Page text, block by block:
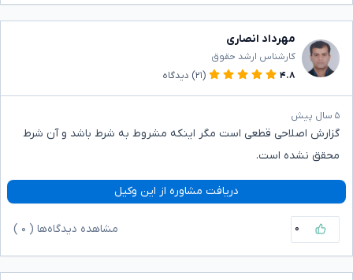
مهرداد انصاری
کارشناس ارشد حقوق
۴.۸
(۲۱) دیدگاه
۵ سال پیش
گزارش اصلاحی قطعی است مگر اینکه مشروط به شرط باشد و آن شرط
محقق نشده است.
دریافت مشاوره از این وکیل
۰ مشاهده دیدگاه‌ها ( ۰